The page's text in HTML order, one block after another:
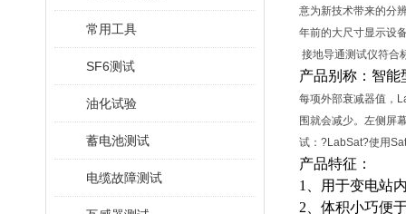
常用工具
SF6测试
油化试验
蓄电池测试
电缆故障测试
意为新技术带来的分
年前的大尺寸显示设
接地导通测试仪符合
产品别称：智能
每项外部衰减器值，
围就会减少。左侧屏
试：?LabSat?使用
产品特征：
1、用于变电站
2、体积小巧便